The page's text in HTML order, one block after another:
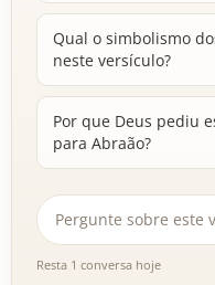
Qual o simbolismo
neste versículo?
Por que Deus pediu
para Abraão?
Resta 1 conversa hoje